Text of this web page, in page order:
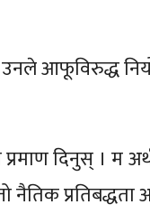
आफूविरुद्ध
दिनुस् । म
नैतिक